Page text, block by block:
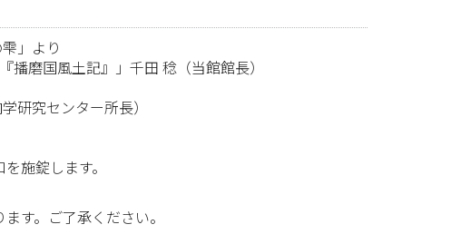
」より
磨国風土記』」千田 稔（当館館長）
究センター所長）
施錠します。
す。ご了承ください。